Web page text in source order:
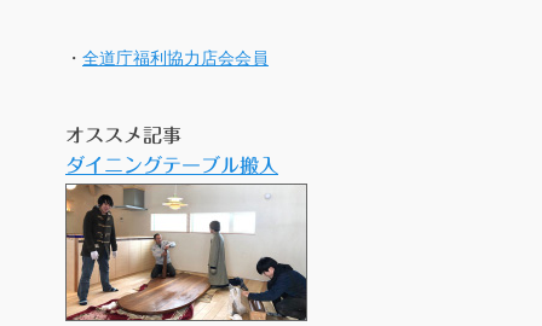
・ 全道庁福利協力店会会員
オススメ記事
ダイニングテーブル搬入